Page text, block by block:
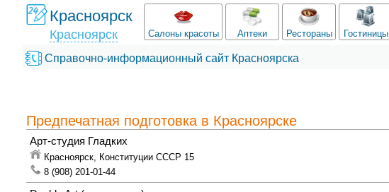
Красноярск
Красноярск Салоны красоты Аптеки Рестораны Гостиницы
Справочно-информационный сайт Красноярска
Предпечатная подготовка в Красноярске
Арт-студия Гладких
Красноярск, Конституции СССР 15
8 (908) 201-01-44